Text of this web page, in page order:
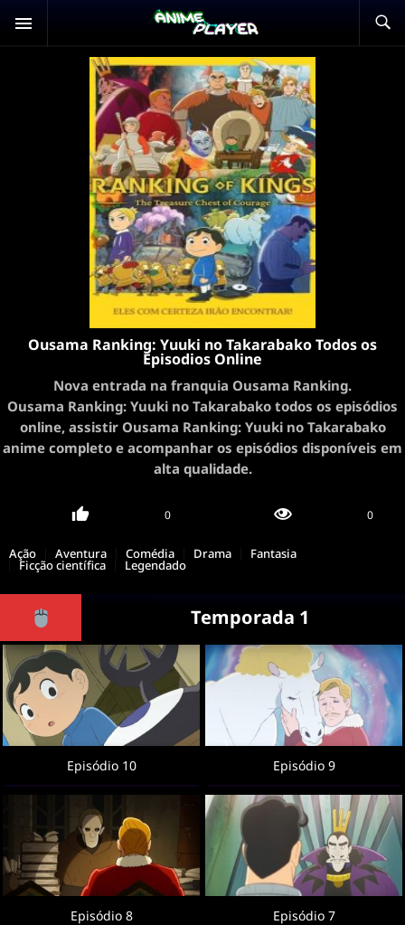
Ousama Ranking: Yuuki no Takarabako Todos os
Episodios Online
Nova entrada na franquia Ousama Ranking.
Ousama Ranking: Yuuki no Takarabako todos os episódios
online, assistir Ousama Ranking: Yuuki no Takarabako
anime completo e acompanhar os episódios disponíveis em
alta qualidade.
0 0
Ação Aventura Comédia Drama Fantasia
Ficção científica Legendado
Temporada 1
Episódio 10 Episódio 9
Episódio 8 Episódio 7